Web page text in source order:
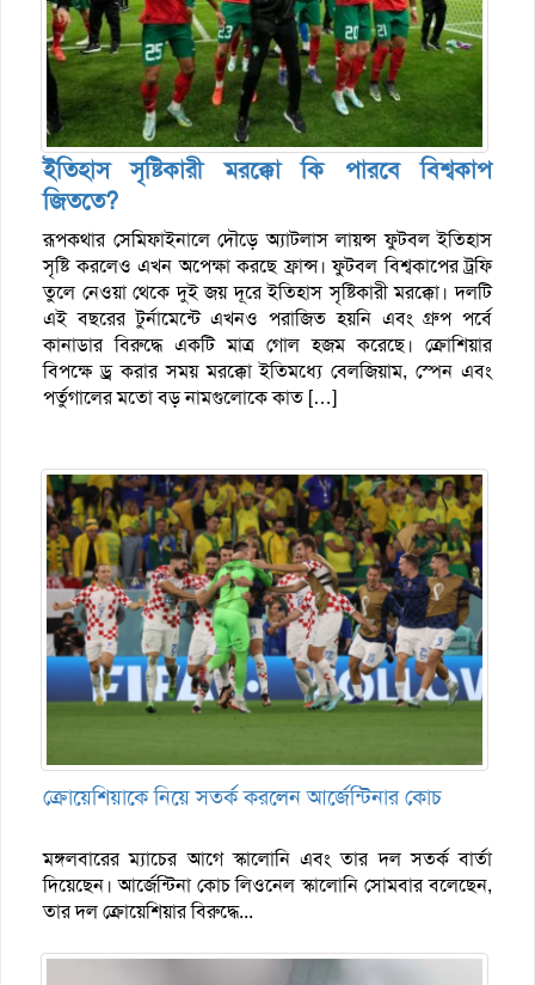
ইতিহাস সৃষ্টিকারী মরক্কো কি পারবে বিশ্বকাপ
জিততে?
রূপকথার সেমিফাইনালে দৌড়ে অ্যাটলাস লায়ন্স ফুটবল ইতিহাস
সৃষ্টি করলেও এখন অপেক্ষা করছে ফ্রান্স। ফুটবল বিশ্বকাপের ট্রফি
তুলে নেওয়া থেকে দুই জয় দূরে ইতিহাস সৃষ্টিকারী মরক্কো। দলটি
এই বছরের টুর্নামেন্টে এখনও পরাজিত হয়নি এবং গ্রুপ পর্বে
কানাডার বিরুদ্ধে একটি মাত্র গোল হজম করেছে। ক্রোশিয়ার
বিপক্ষে ড্র করার সময় মরক্কো ইতিমধ্যে বেলজিয়াম, স্পেন এবং
পর্তুগালের মতো বড় নামগুলোকে কাত […]
ক্রোয়েশিয়াকে নিয়ে সতর্ক করলেন আর্জেন্টিনার কোচ
মঙ্গলবারের ম্যাচের আগে স্কালোনি এবং তার দল সতর্ক বার্তা
দিয়েছেন। আর্জেন্টিনা কোচ লিওনেল স্কালোনি সোমবার বলেছেন,
তার দল ক্রোয়েশিয়ার বিরুদ্ধে...